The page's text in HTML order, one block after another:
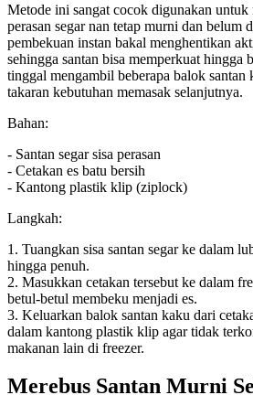
Metode ini sangat cocok digunakan untuk
perasan segar nan tetap murni dan belum
pembekuan instan bakal menghentikan
sehingga santan bisa memperkuat hingga
tinggal mengambil beberapa balok santan
takaran kebutuhan memasak selanjutnya.
Bahan:
- Santan segar sisa perasan
- Cetakan es batu bersih
- Kantong plastik klip (ziplock)
Langkah:
1. Tuangkan sisa santan segar ke dalam
hingga penuh.
2. Masukkan cetakan tersebut ke dalam
betul-betul membeku menjadi es.
3. Keluarkan balok santan kaku dari
dalam kantong plastik klip agar tidak
makanan lain di freezer.
Merebus Santan Murni